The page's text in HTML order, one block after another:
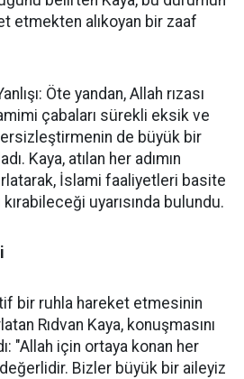
etmekten alıkoyan bir zaaf
Öte yandan, Allah rızası
çabaları sürekli eksik ve
de büyük bir
Kaya, atılan her adımın
İslami faaliyetleri basite
uyarısında bulundu.
bir ruhla hareket etmesinin
Rıdvan Kaya, konuşmasını
"Allah için ortaya konan her
değerlidir. Bizler büyük bir aileyiz